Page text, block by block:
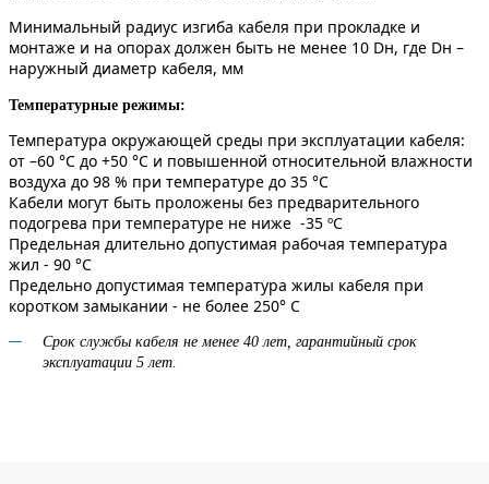
Минимальный радиус изгиба кабеля при прокладке и
монтаже и на опорах должен быть не менее 10 Dн, где Dн –
наружный диаметр кабеля, мм
Температурные режимы:
Температура окружающей среды при эксплуатации кабеля:
от –60 °С до +50 °С и повышенной относительной влажности
воздуха до 98 % при температуре до 35 °С
Кабели могут быть проложены без предварительного
подогрева при температуре не ниже -35 ºС
Предельная длительно допустимая рабочая температура
жил - 90 °С
Предельно допустимая температура жилы кабеля при
коротком замыкании - не более 250° С
Срок службы кабеля не менее 40 лет, гарантийный срок
эксплуатации 5 лет.